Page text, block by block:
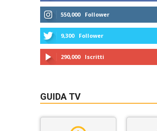
550,000 Follower
9,300 Follower
290,000 Iscritti
GUIDA TV